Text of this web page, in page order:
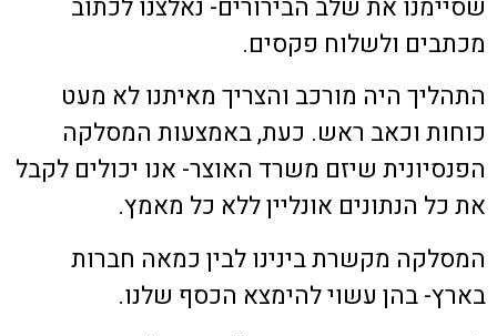
שסיימנו את שלב הבירורים- נאלצנו לכתוב
מכתבים ולשלוח פקסים.
התהליך היה מורכב והצריך מאיתנו לא מעט
כוחות וכאב ראש. כעת, באמצעות המסלקה
הפנסיונית שיזם משרד האוצר- אנו יכולים לקבל
את כל הנתונים אונליין ללא כל מאמץ.
המסלקה מקשרת בינינו לבין כמאה חברות
בארץ- בהן עשוי להימצא הכסף שלנו.